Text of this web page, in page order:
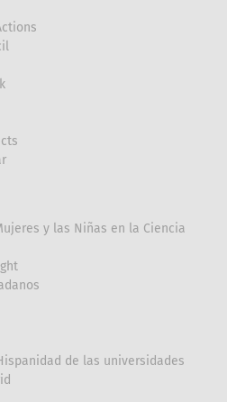
y las Niñas en la Ciencia
de las universidades